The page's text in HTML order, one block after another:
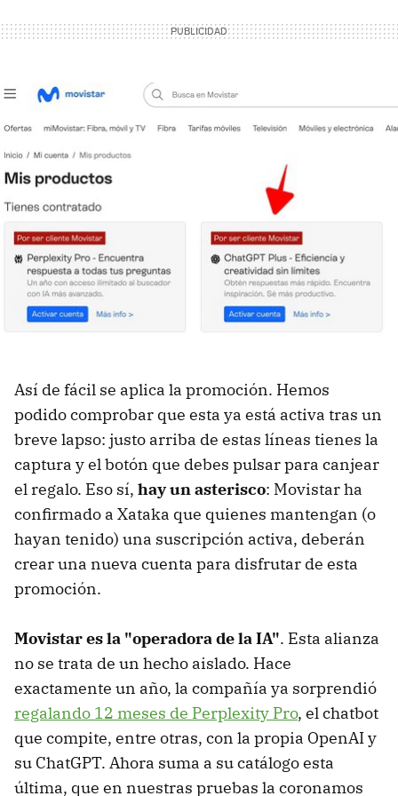
Así de fácil se aplica la promoción. Hemos
podido comprobar que esta ya está activa tras un
breve lapso: justo arriba de estas líneas tienes la
captura y el botón que debes pulsar para canjear
el regalo. Eso sí, hay un asterisco: Movistar ha
confirmado a Xataka que quienes mantengan (o
hayan tenido) una suscripción activa, deberán
crear una nueva cuenta para disfrutar de esta
promoción.
Movistar es la "operadora de la IA". Esta alianza
no se trata de un hecho aislado. Hace
exactamente un año, la compañía ya sorprendió
regalando 12 meses de Perplexity Pro, el chatbot
que compite, entre otras, con la propia OpenAI y
su ChatGPT. Ahora suma a su catálogo esta
última, que en nuestras pruebas la coronamos